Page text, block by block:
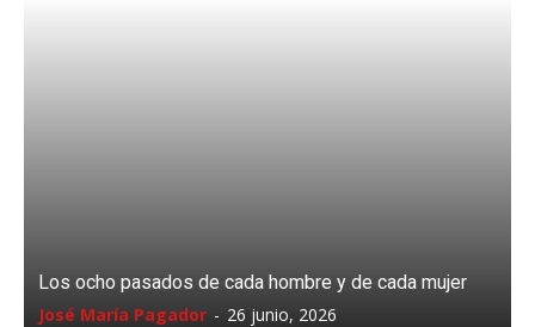
Los ocho pasados de cada hombre y de cada mujer
José María Pagador - 26 junio, 2026